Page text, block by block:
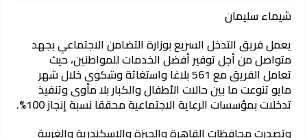
شيماء سليمان
يعمل فريق التدخل السريع بوزارة التضامن الاجتماعي بجهد
متواصل من أجل توفير أفضل الخدمات للمواطنين، حيث
تعامل الفريق مع 561 بلاغا واستغاثة وشكوى خلال شهر
مايو تنوعت ما بين حالات الأطفال والكبار بلا مأوى وتنفيذ
تدخلات بمؤسسات الرعاية الاجتماعية محققا نسبة إنجاز 100%.
وتصدرت محافظات القاهرة والجيزة والإسكندرية والغربية